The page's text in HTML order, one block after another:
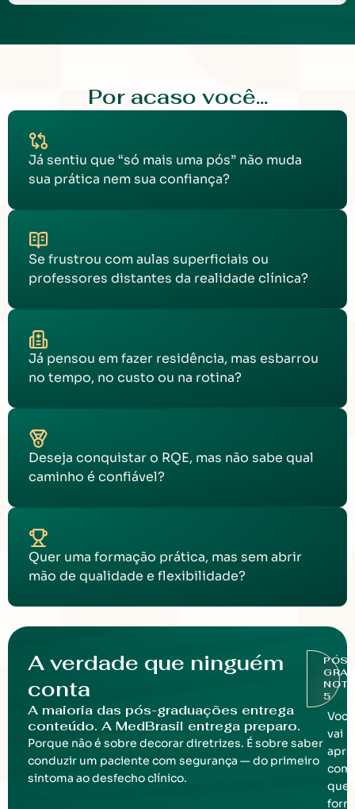
Por acaso você...
Já sentiu que “só mais uma pós” não muda
sua prática nem sua confiança?
Se frustrou com aulas superficiais ou
professores distantes da realidade clínica?
Já pensou em fazer residência, mas esbarrou
no tempo, no custo ou na rotina?
Deseja conquistar o RQE, mas não sabe qual
caminho é confiável?
Quer uma formação prática, mas sem abrir
mão de qualidade e flexibilidade?
A verdade que ninguém
conta
A maioria das pós-graduações entrega
conteúdo. A MedBrasil entrega preparo.
Porque não é sobre decorar diretrizes. É sobre saber
conduzir um paciente com segurança — do primeiro
sintoma ao desfecho clínico.
PÓS-
NOTA
5
Você
vai
com